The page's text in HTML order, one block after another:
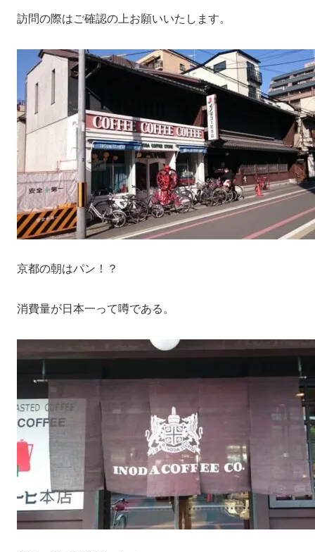
訪問の際はご確認の上お願いいたします。
京都の朝はパン！？
消費量が日本一って噂である。